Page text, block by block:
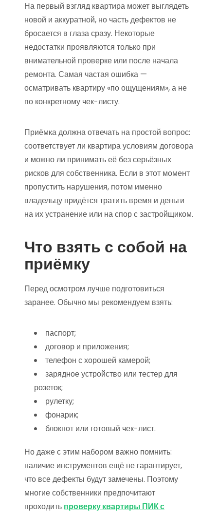
На первый взгляд квартира может выглядеть
новой и аккуратной, но часть дефектов не
бросается в глаза сразу. Некоторые
недостатки проявляются только при
внимательной проверке или после начала
ремонта. Самая частая ошибка —
осматривать квартиру «по ощущениям», а не
по конкретному чек-листу.
Приёмка должна отвечать на простой вопрос:
соответствует ли квартира условиям договора
и можно ли принимать её без серьёзных
рисков для собственника. Если в этот момент
пропустить нарушения, потом именно
владельцу придётся тратить время и деньги
на их устранение или на спор с застройщиком.
Что взять с собой на
приёмку
Перед осмотром лучше подготовиться
заранее. Обычно мы рекомендуем взять:
паспорт;
договор и приложения;
телефон с хорошей камерой;
зарядное устройство или тестер для
розеток;
рулетку;
фонарик;
блокнот или готовый чек-лист.
Но даже с этим набором важно помнить:
наличие инструментов ещё не гарантирует,
что все дефекты будут замечены. Поэтому
многие собственники предпочитают
проходить проверку квартиры ПИК с